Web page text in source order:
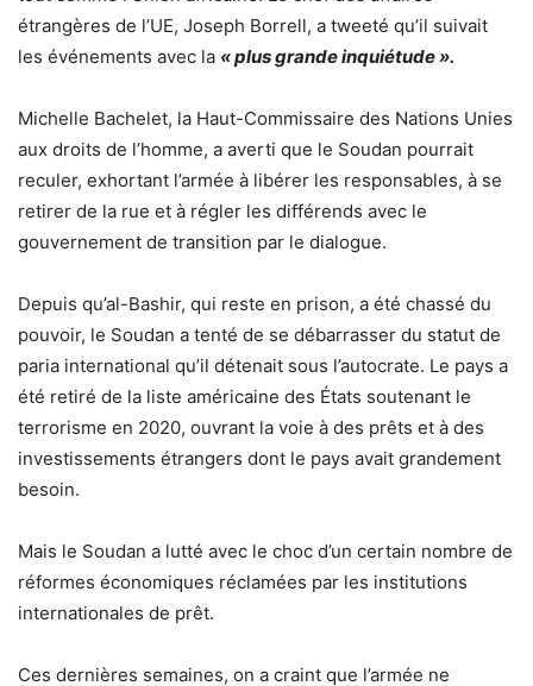
étrangères de l’UE, Joseph Borrell, a tweeté qu’il suivait
les événements avec la « plus grande inquiétude ».
Michelle Bachelet, la Haut-Commissaire des Nations Unies
aux droits de l’homme, a averti que le Soudan pourrait
reculer, exhortant l’armée à libérer les responsables, à se
retirer de la rue et à régler les différends avec le
gouvernement de transition par le dialogue.
Depuis qu’al-Bashir, qui reste en prison, a été chassé du
pouvoir, le Soudan a tenté de se débarrasser du statut de
paria international qu’il détenait sous l’autocrate. Le pays a
été retiré de la liste américaine des États soutenant le
terrorisme en 2020, ouvrant la voie à des prêts et à des
investissements étrangers dont le pays avait grandement
besoin.
Mais le Soudan a lutté avec le choc d’un certain nombre de
réformes économiques réclamées par les institutions
internationales de prêt.
Ces dernières semaines, on a craint que l’armée ne